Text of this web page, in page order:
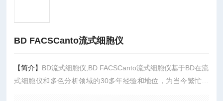
BD FACSCanto流式细胞仪
【简介】 BD流式细胞仪,BD FACSCanto流式细胞仪基于BD在流
式细胞仪和多色分析领域的30多年经验和地位，为当今繁忙的